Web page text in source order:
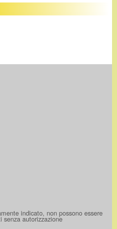
indicato, non possono essere
senza autorizzazione